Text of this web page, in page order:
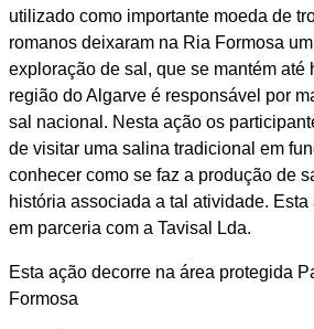
utilizado como importante moeda de
romanos deixaram na Ria Formosa
exploração de sal, que se mantém até
região do Algarve é responsável por
sal nacional. Nesta ação os
de visitar uma salina tradicional em
conhecer como se faz a produção de
história associada a tal atividade.
em parceria com a Tavisal Lda.
Esta ação decorre na área protegida
Formosa